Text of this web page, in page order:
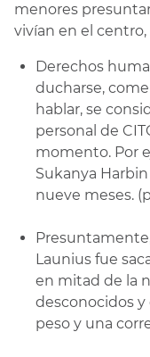
menores
vivían en el centro,
Derechos
ducharse,
hablar, se
personal de
momento. Por
Sukanya
nueve meses.
Launius fue
en mitad de la
desconocidos y
peso y una